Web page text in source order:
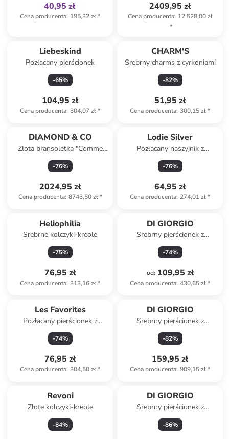
40,95 zł
Cena producenta: 195,32 zł*
2409,95 zł
Cena producenta: 12 528,00 zł
*
Liebeskind
Pozłacany pierścionek
-65%
104,95 zł
Cena producenta: 304,07 zł*
CHARM'S
Srebrny charms z cyrkoniami
-82%
51,95 zł
Cena producenta: 300,15 zł*
DIAMOND & CO
Złota bransoletka "Comme
une Feuille" z diamentami
-76%
2024,95 zł
Cena producenta: 8743,50 zł*
Lodie Silver
Pozłacany naszyjnik z
cyrkoniami - dł. 45 cm
-76%
64,95 zł
Cena producenta: 274,01 zł*
Heliophilia
Srebrne kolczyki-kreole
-75%
76,95 zł
Cena producenta: 313,16 zł*
DI GIORGIO
Srebrny pierścionek z
cyrkoniami
-74%
od: 109,95 zł
Cena producenta: 430,65 zł*
Les Favorites
Pozłacany pierścionek z
cyrkoniami
-74%
76,95 zł
Cena producenta: 304,50 zł*
DI GIORGIO
Srebrny pierścionek z
cyrkoniami
-82%
159,95 zł
Cena producenta: 909,15 zł*
Revoni
Złote kolczyki-kreole
-84%
DI GIORGIO
Srebrny pierścionek z
cyrkoniami
-86%